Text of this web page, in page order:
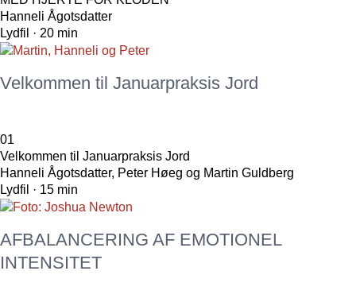
Hanneli Ågotsdatter
Lydfil · 20 min
Velkommen til Januarpraksis Jord
01
Velkommen til Januarpraksis Jord
Hanneli Ågotsdatter, Peter Høeg og Martin Guldberg
Lydfil · 15 min
AFBALANCERING AF EMOTIONEL
INTENSITET